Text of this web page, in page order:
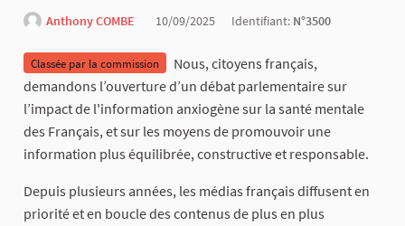
Anthony COMBE 10/09/2025 Identifiant: N°3500
Classée par la commission
Nous, citoyens français,
demandons l’ouverture d’un débat parlementaire sur
l’impact de l'information anxiogène sur la santé mentale
des Français, et sur les moyens de promouvoir une
information plus équilibrée, constructive et responsable.
Depuis plusieurs années, les médias français diffusent en
priorité et en boucle des contenus de plus en plus